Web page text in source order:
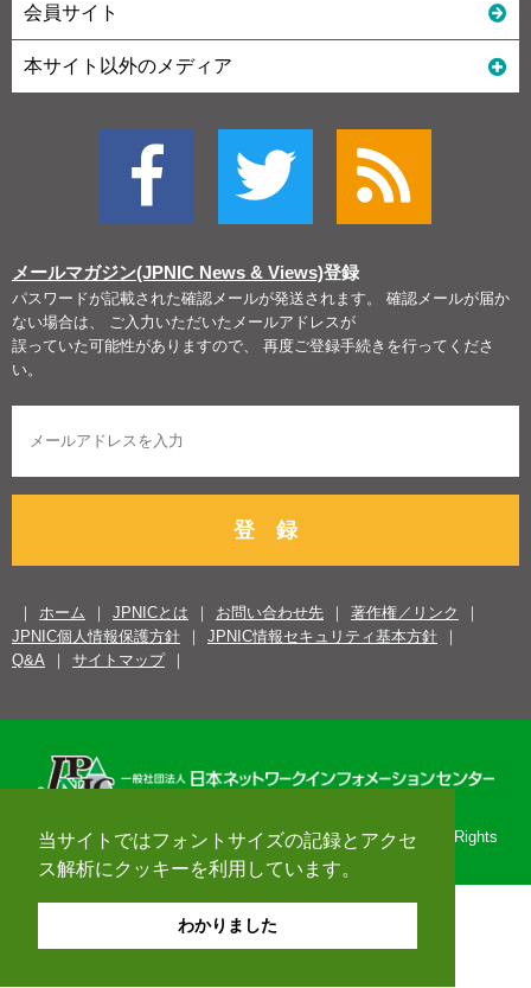
当サイトではフォントサイズの記録とアクセ
ス解析にクッキーを利用しています。
わかりました
会員サイト
本サイト以外のメディア
メールマガジン(JPNIC News & Views)登録
パスワードが記載された確認メールが発送されます。 確認メールが届か
ない場合は、 ご入力いただいたメールアドレスが
誤っていた可能性がありますので、 再度ご登録手続きを行ってくださ
い。
登 録
ホーム JPNICとは お問い合わせ先
著作権／リンク
JPNIC個人情報保護方針
JPNIC情報セキュリティ基本方針
Q&A
サイトマップ
Copyright© 1996-2026 Japan Network Information Center. All Rights
Reserved.